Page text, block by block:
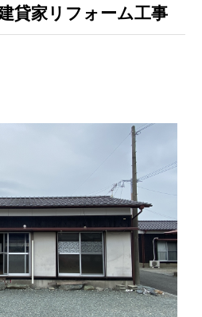
貸家リフォーム工事